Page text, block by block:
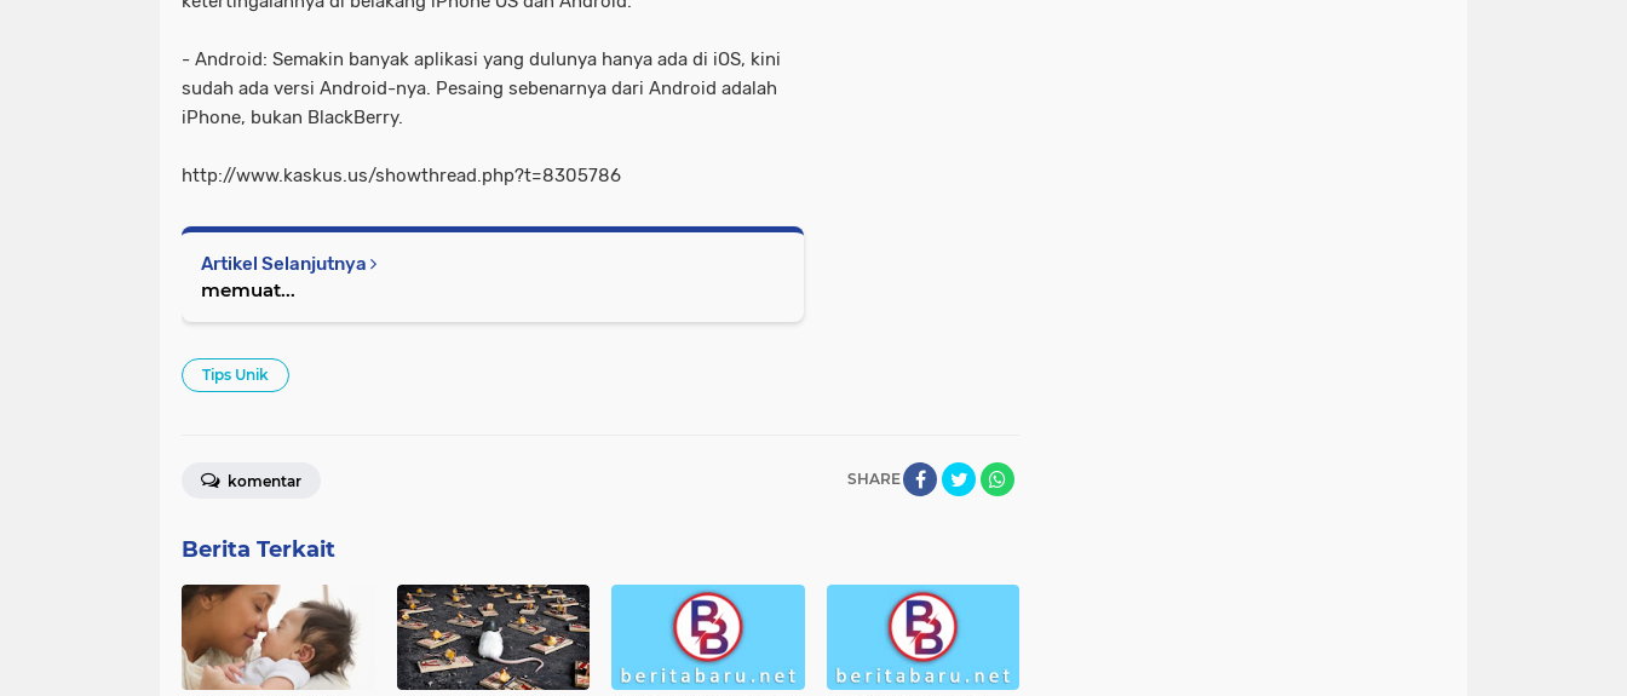
- Android: Semakin banyak aplikasi yang dulunya hanya ada di iOS, kini
sudah ada versi Android-nya. Pesaing sebenarnya dari Android adalah
iPhone, bukan BlackBerry.
http://www.kaskus.us/showthread.php?t=8305786
Artikel Selanjutnya
memuat...
Tips Unik
SHARE
komentar
Berita Terkait